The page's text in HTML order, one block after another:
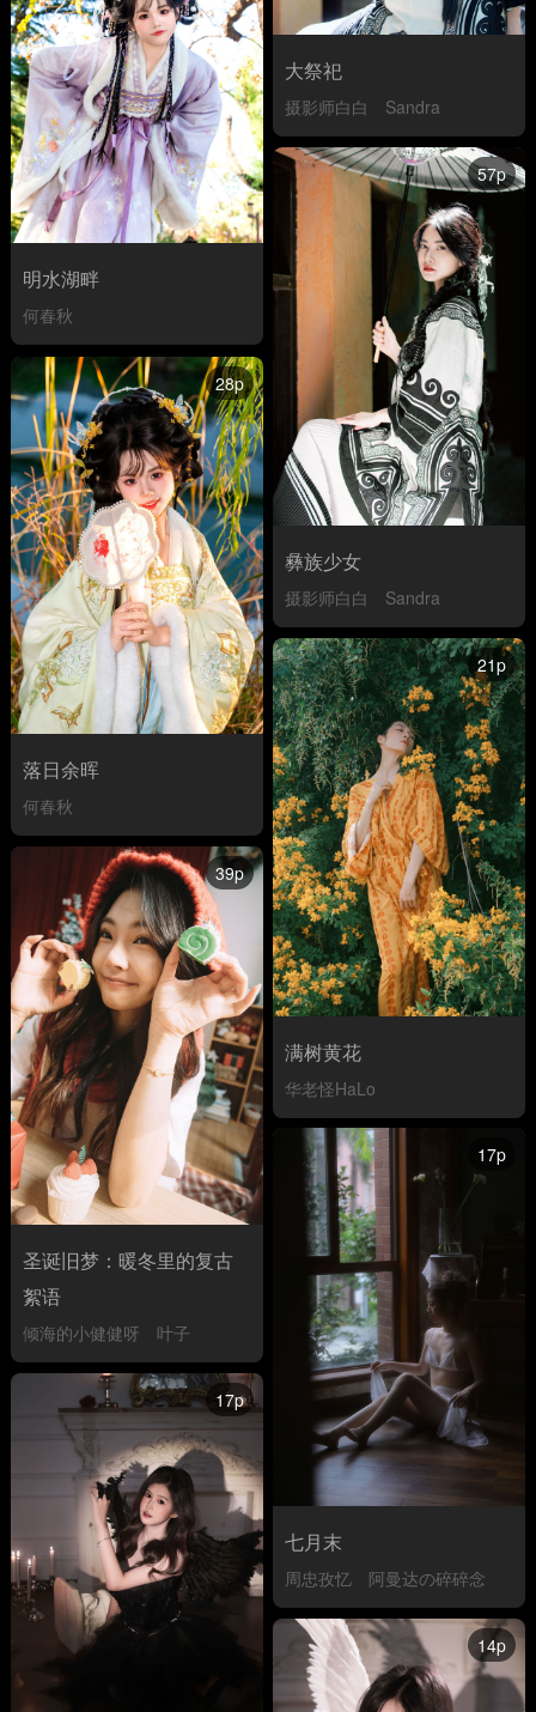
大祭祀
摄影师白白 Sandra
明水湖畔
何春秋
57p
彝族少女
摄影师白白 Sandra
28p
落日余晖
何春秋
21p
满树黄花
华老怪HaLo
39p
圣诞旧梦：暖冬里的复古
絮语
倾海的小健健呀 叶子
17p
七月末
周忠孜忆 阿曼达の碎碎念
17p
14p